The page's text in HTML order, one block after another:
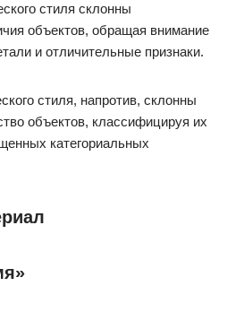
стиля склонны
объектов, обращая внимание
и отличительные признаки.
стиля, напротив, склонны
объектов, классифицируя их
категориальных